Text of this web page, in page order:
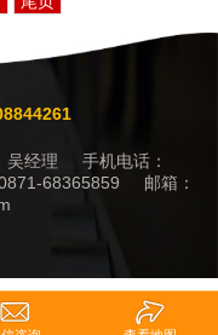
吴经理 手机电话：
68365859 邮箱：